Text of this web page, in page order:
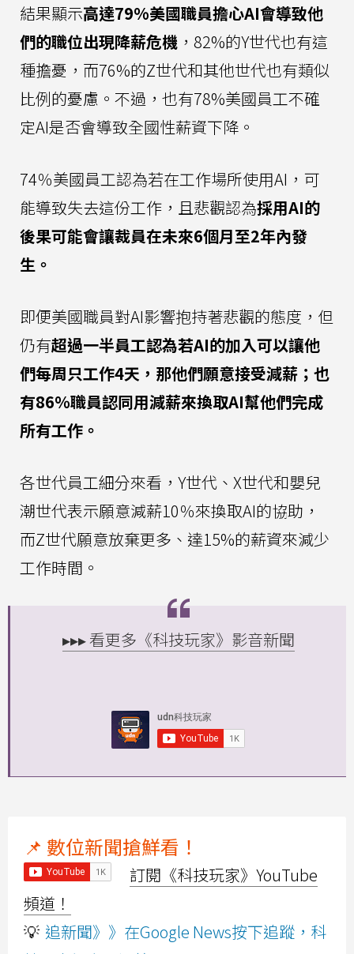
結果顯示高達79%美國職員擔心AI會導致他
們的職位出現降薪危機 ，82%的Y世代也有這
種擔憂，而76%的Z世代和其他世代也有類似
比例的憂慮。不過，也有78%美國員工不確
定AI是否會導致全國性薪資下降。
74％美國員工認為若在工作場所使用AI，可
能導致失去這份工作，且悲觀認為採用AI的
後果可能會讓裁員在未來6個月至2年內發
生。
即便美國職員對AI影響抱持著悲觀的態度，但
仍有超過一半員工認為若AI的加入可以讓他
們每周只工作4天，那他們願意接受減薪；也
有86％職員認同用減薪來換取AI幫他們完成
所有工作。
各世代員工細分來看，Y世代、X世代和嬰兒
潮世代表示願意減薪10％來換取AI的協助，
而Z世代願意放棄更多、達15%的薪資來減少
工作時間。
▸▸▸ 看更多《科技玩家》影音新聞
📌 數位新聞搶鮮看！
訂閱《科技玩家》YouTube
頻道！
💡 追新聞》》在Google News按下追蹤，科